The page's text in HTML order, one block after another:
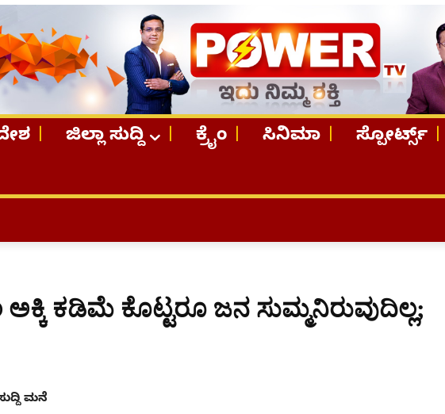
ಜಿಲ್ಲಾ ಸುದ್ದಿ ಕ್ರೈಂ ಸಿನಿಮಾ ಸ್ಪೋರ್ಟ್ಸ್
ಅಕ್ಕಿ ಕಡಿಮೆ ಕೊಟ್ಟರೂ ಜನ ಸುಮ್ಮನಿರುವುದಿಲ್ಲ;
ಮನೆ